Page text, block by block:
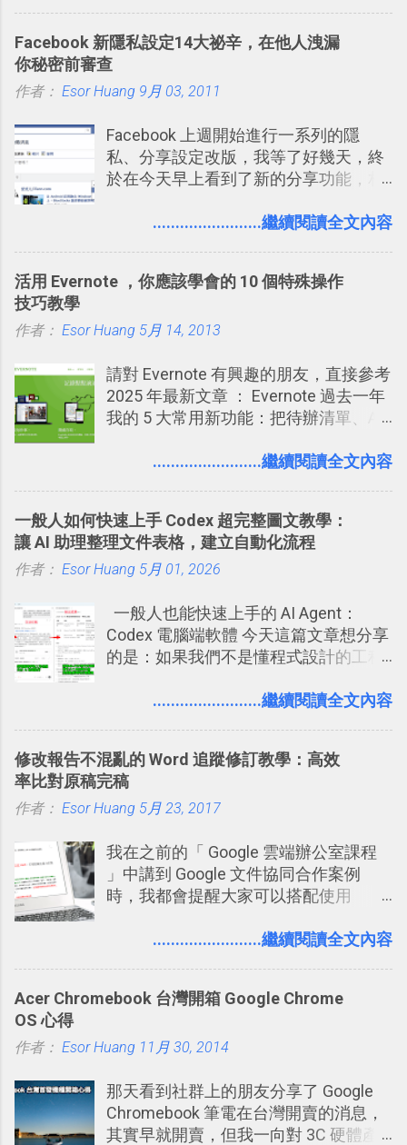
學。 2015/6/13 新增： 免費專案管理軟
體推薦！困難計畫簡單管理 13 種工具
2016 年新增 ： 如何將 Trello 切換到繁
2016/7/7 新增 ： 如何活用 Trello 記
帳？我的理財計畫心得與看板範本
2016/7/13 新增： 如何將網頁資料快速
2016/8 新增： Trello 開放「強化功能」
2016/8 新增 ： Trello 卡片自訂欄位密
技！最想要的強大 Trello 客製化範例教
急時間管理四象限在 Trello 活用與範本
用 Trello？ 8個專案排程協作重點技巧
2017/6 新增： 如何用 Trello 規劃自助
旅行？我的 Trello 行程計畫使用技巧教
卡片不再落落長？專案管理的5個關鍵
技巧 2017/8/23 新增 ： 如何用 Trello 做
子彈筆記？我的 Trello GTD 方法範例看
板分享
強；然後下次快要忘記可能變成相隔一
個禮拜，這時再次複習，就能把記憶強
化，讓記憶延長到可能半個月；那時候
來一個月的記憶長度！就這樣反覆慢慢
拉長時間練習，就能讓一個東西成為腦
海中更深刻的記憶。 問題是，當我們一
要準備數百個考試問題時，自己手動進
練習的記憶卡片，自動規劃要延期複習
樣的軟體中最受好評的，或許就是今天
Facebook 新隱私設定14大祕辛，在他人洩漏
你秘密前審查
作者： Esor Huang 9月 03, 2011
Facebook 上週開始進行一系列的隱
私、分享設定改版，我等了好幾天，終
於在今天早上看到了新的分享功能，相
用新版的分享功能與隱私設定。 嚴格來
置。不過有一項很實用的設定是新增
你」的內容，決定要不要讓其他朋友看
標籤在他的訊息中，或是想把你標籤在
相片圖片裡，現在你都多了一個「事先
審查」的機制，可以決定這些你被標籤
鴉牆上，從而禁止可能的祕密被你其他
........................繼續閱讀全文內容
活用 Evernote ，你應該學會的 10 個特殊操作
技巧教學
作者： Esor Huang 5月 14, 2013
請對 Evernote 有興趣的朋友，直接參考
2025 年最新文章 ： Evernote 過去一年
我的 5 大常用新功能：把待辦清單、AI
介紹文章： 把不同筆記中的待辦清單統
大綱收合、目錄連結、錨點連結，整理
超長筆記應用案例分享 新功能教學： 會
議記錄不麻煩！我常用兩個 Evernote AI
學： Evernote 新增類似 Google 文件的
「免帳號登入」多人同步編輯功能
........................繼續閱讀全文內容
一般人如何快速上手 Codex 超完整圖文教學：
讓 AI 助理整理文件表格，建立自動化流程
作者： Esor Huang 5月 01, 2026
一般人也能快速上手的 AI Agent：
Codex 電腦端軟體 今天這篇文章想分享
的是：如果我們不是懂程式設計的工程
（ChatGPT） 的 Codex 工具？ 如何用
打造一個更自動化的電腦工作流程。
........................繼續閱讀全文內容
修改報告不混亂的 Word 追蹤修訂教學：高效
率比對原稿完稿
作者： Esor Huang 5月 23, 2017
我在之前的「 Google 雲端辦公室課程
」中講到 Google 文件協同合作案例
時，我都會提醒大家可以搭配使用
多人編輯同一份報告、文章時更加條理
Word 上優秀的文書編輯老傳統：「
Docs！論文改稿必備 」。 但是我也發
理的朋友，不一定有發現裡面藏了一個
叫做「追蹤修訂」的好功能，因此決定
寫一篇文章來介紹一下。 Word 的「追
........................繼續閱讀全文內容
Acer Chromebook 台灣開箱 Google Chrome
OS 心得
作者： Esor Huang 11月 30, 2014
那天看到社群上的朋友分享了 Google
Chromebook 筆電在台灣開賣的消息，
其實早就開賣，但我一向對 3C 硬體產